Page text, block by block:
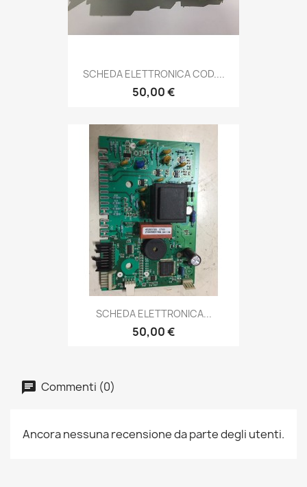
SCHEDA ELETTRONICA COD....
50,00 €
SCHEDA ELETTRONICA...
50,00 €
Commenti (0)
Ancora nessuna recensione da parte degli utenti.